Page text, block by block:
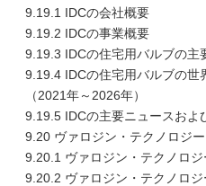
9.19.1 IDCの会社概要
9.19.2 IDCの事業概要
9.19.3 IDCの住宅用バルブの主
9.19.4 IDCの住宅用バルブの世
（2021年～2026年）
9.19.5 IDCの主要ニュースおよ
9.20 ヴァロジン・テクノロジー
9.20.1 ヴァロジン・テクノロ
9.20.2 ヴァロジン・テクノロ